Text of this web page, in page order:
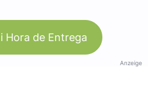
Hora de Entrega
Anzeige